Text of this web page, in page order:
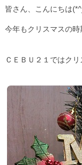
皆さん、こんにちは
今年もクリスマスの
ＣＥＢＵ２１ではク